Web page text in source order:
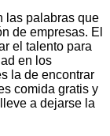
las palabras que
de empresas. El
el talento para
en los
la de encontrar
comida gratis y
a dejarse la